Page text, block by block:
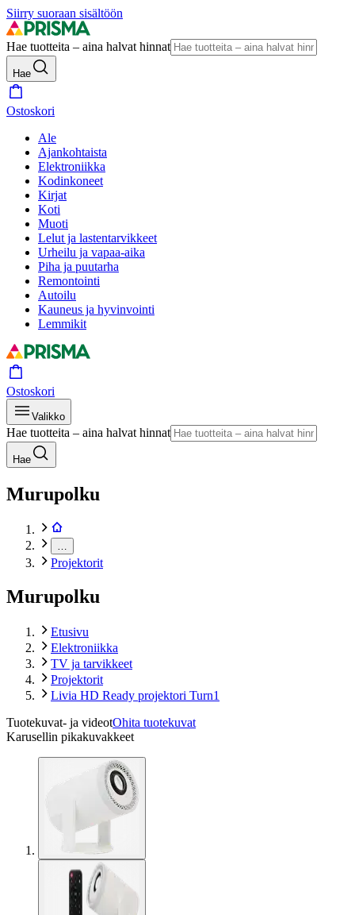
Siirry suoraan sisältöön
Hae tuotteita – aina halvat hinnat
Hae
Ostoskori
Ale
Ajankohtaista
Elektroniikka
Kodinkoneet
Kirjat
Koti
Muoti
Lelut ja lastentarvikkeet
Urheilu ja vapaa-aika
Piha ja puutarha
Remontointi
Autoilu
Kauneus ja hyvinvointi
Lemmikit
Ostoskori
Valikko
Hae tuotteita – aina halvat hinnat
Hae
Murupolku
Projektorit
Murupolku
Etusivu
Elektroniikka
TV ja tarvikkeet
Projektorit
Livia HD Ready projektori Turn1
Tuotekuvat- ja videotOhita tuotekuvat
Karusellin pikakuvakkeet